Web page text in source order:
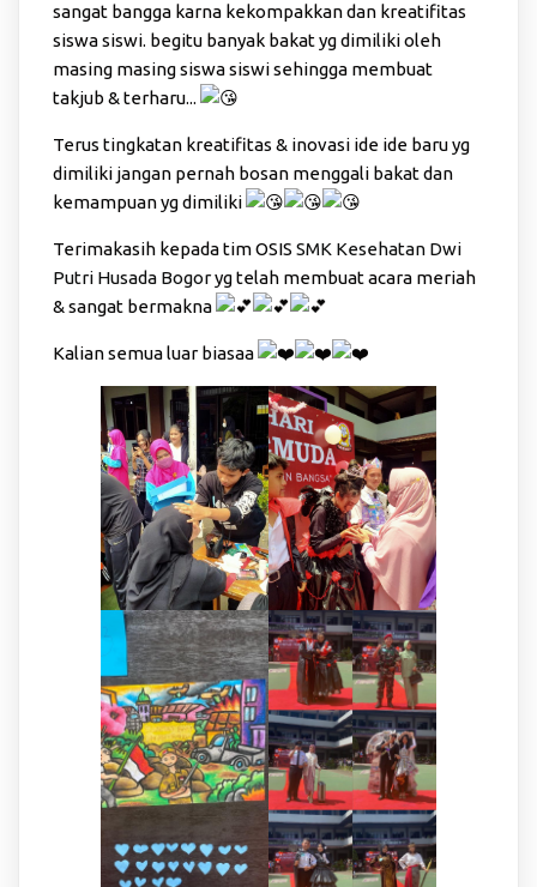
sangat bangga karna kekompakkan dan kreatifitas
siswasiswi. begitu banyak bakat yg dimiliki oleh
masing masing siswa siswi sehingga membuat
takjub & terharu...
Terus tingkatan kreatifitas & inovasi ide ide baru yg
dimiliki jangan pernah bosan menggali bakat dan
kemampuan yg dimiliki
Terimakasih kepada tim OSIS SMK Kesehatan Dwi
Putri Husada Bogoryg telah membuat acara meriah
& sangat bermakna
Kalian semua luar biasaa